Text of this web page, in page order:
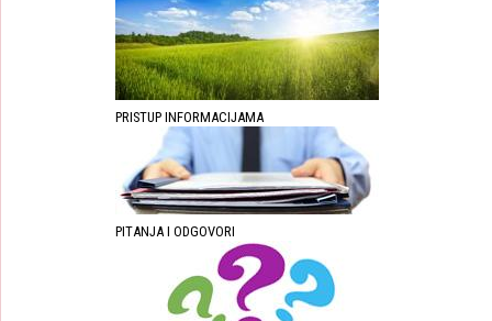
PRISTUP INFORMACIJAMA
PITANJA I ODGOVORI